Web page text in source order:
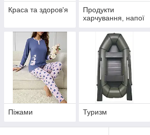
Краса та здоров'я
Продукти
харчування, напої
Піжами Туризм